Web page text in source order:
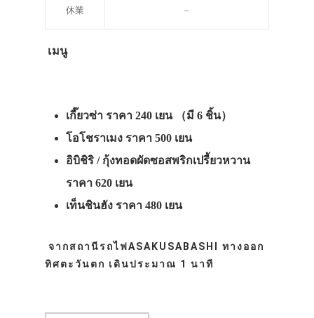
休業 –
เมนู
เกี๊ยวซ่า ราคา 240 เยน （มี 6 ชิ้น）
โอโชราเมง ราคา 500 เยน
อิบิชิริ / กุ้งทอดผัดซอสพริกเปรี้ยวหวาน
ราคา 620 เยน
เท็นชินฮัง ราคา 480 เยน
จากสถานีรถไฟASAKUSABASHI ทางออก
ทิศตะวันตก เดินประมาณ 1 นาที